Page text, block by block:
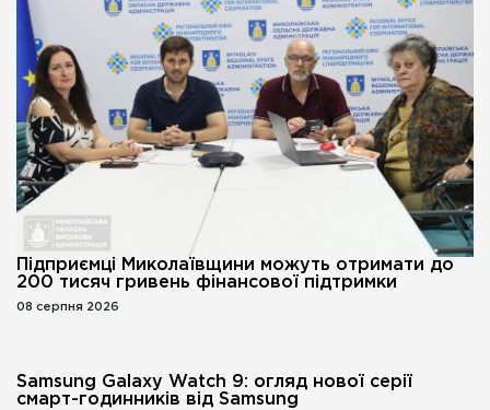
Підприємці Миколаївщини можуть отримати до
200 тисяч гривень фінансової підтримки
08 серпня 2026
Samsung Galaxy Watch 9: огляд нової серії
смарт-годинників від Samsung